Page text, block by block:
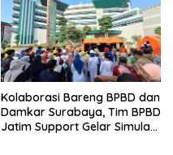
Kolaborasi Bareng BPBD dan
Damkar Surabaya, Tim BPBD
Jatim Support Gelar Simulasi